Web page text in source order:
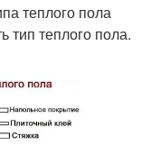
теплого пола
тип теплого пола.